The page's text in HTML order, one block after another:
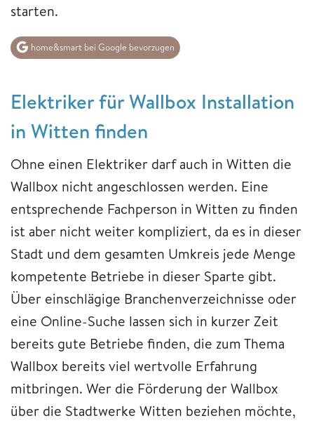
starten.
home&smart bei Google bevorzugen
Elektriker für Wallbox Installation
in Witten finden
Ohne einen Elektriker darf auch in Witten die
Wallbox nicht angeschlossen werden. Eine
entsprechende Fachperson in Witten zu finden
ist aber nicht weiter kompliziert, da es in dieser
Stadt und dem gesamten Umkreis jede Menge
kompetente Betriebe in dieser Sparte gibt.
Über einschlägige Branchenverzeichnisse oder
eine Online-Suche lassen sich in kurzer Zeit
bereits gute Betriebe finden, die zum Thema
Wallbox bereits viel wertvolle Erfahrung
mitbringen. Wer die Förderung der Wallbox
über die Stadtwerke Witten beziehen möchte,